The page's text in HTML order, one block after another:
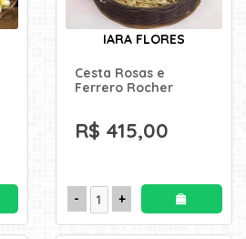
IARA FLORES
Cesta Rosas e
Ferrero Rocher
R$ 415,00